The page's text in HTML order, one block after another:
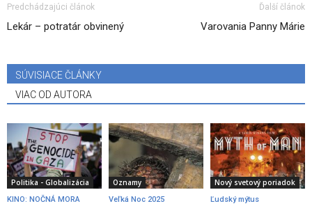
Predchádzajúci článok
Lekár – potratár obvinený
Ďalší článok
Varovania Panny Márie
SÚVISIACE ČLÁNKY
VIAC OD AUTORA
Politika - Globalizácia
KINO: NOČNÁ MORA
Oznamy
Veľká Noc 2025
Nový svetový poriadok
Ľudský mýtus